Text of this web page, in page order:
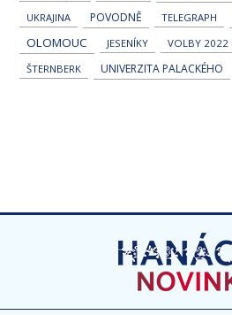
UKRAJINA POVODNĚ TELEGRAPH
OLOMOUC JESENÍKY VOLBY 2022
ŠTERNBERK
UNIVERZITA PALACKÉHO